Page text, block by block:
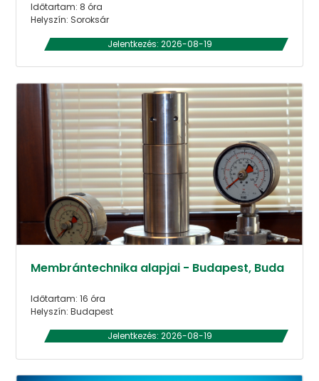
Időtartam: 8 óra
Helyszín: Soroksár
Jelentkezés: 2026-08-19
Membrántechnika alapjai - Budapest, Buda
Időtartam: 16 óra
Helyszín: Budapest
Jelentkezés: 2026-08-19